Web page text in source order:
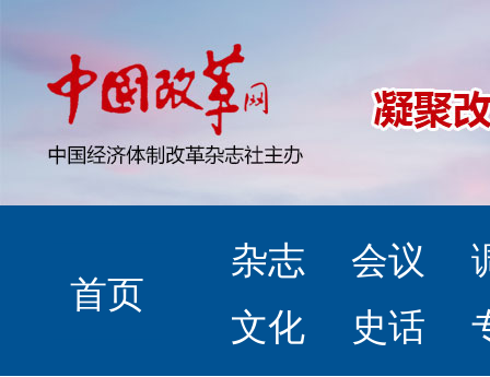
首页
杂志 会议
文化
史话